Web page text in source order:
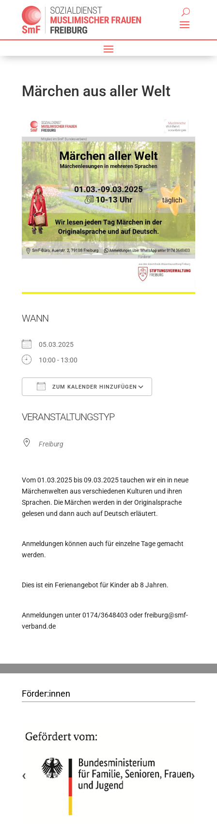
Märchen aus aller Welt
WANN
05.03.2025
10:00 - 13:00
ZUM KALENDER HINZUFÜGEN
VERANSTALTUNGSTYP
Freiburg
Vom 01.03.2025 bis 09.03.2025 tauchen wir ein in neue
Märchenwelten aus verschiedenen Kulturen und ihren
Sprachen. Die Märchen werden in der Originalsprache
gelesen und dann auch auf Deutsch erläutert.
Anmeldungen können auch für einzelne Tage gemacht
werden.
Dies ist ein Ferienangebot für Kinder ab 8 Jahren.
Anmeldungen unter 0174/3648403 oder freiburg@smf-
verband.de
Förder:innen
‹ ›